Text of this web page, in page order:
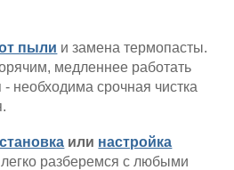
пыли и замена термопасты.
медленнее работать
- необходима срочная чистка
или настройка
разберемся с любыми